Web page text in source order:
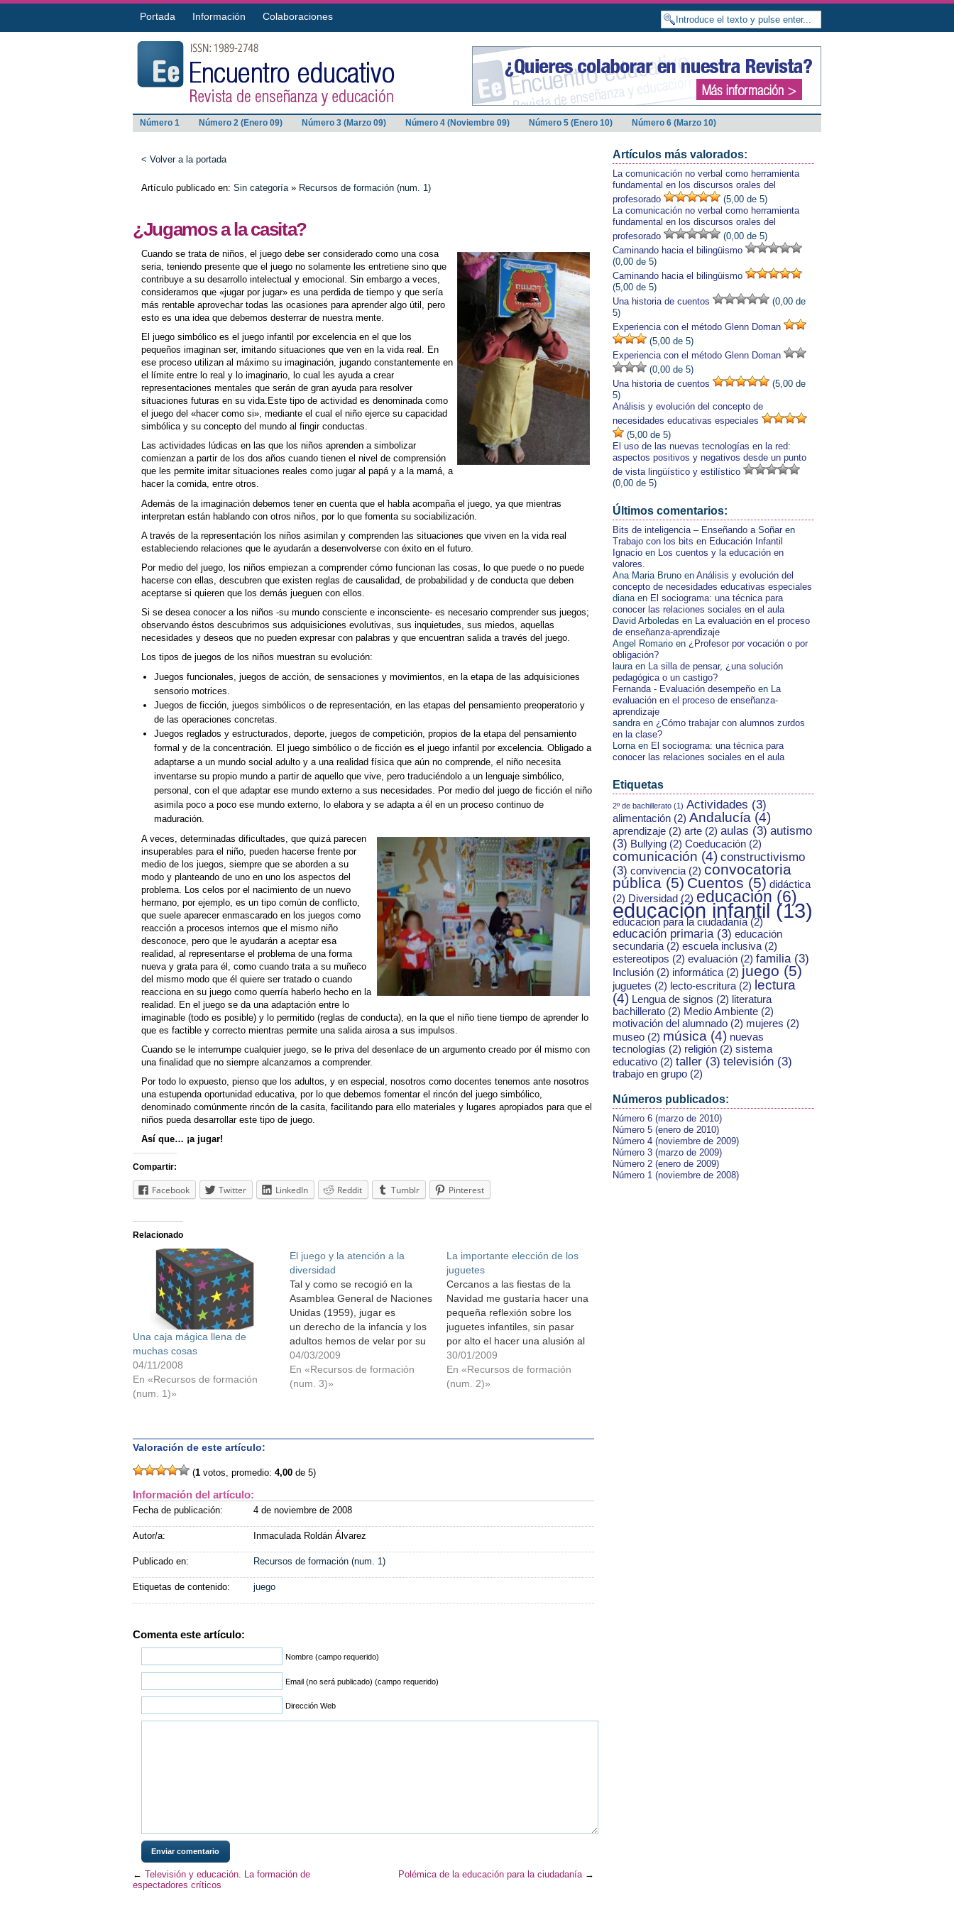
Portada Información Colaboraciones
Número 1 Número 2 (Enero 09) Número 3 (Marzo 09) Número 4 (Noviembre 09) Número 5 (Enero 10) Número 6 (Marzo 10)
< Volver a la portada
Artículo publicado en: Sin categoría» Recursos de formación (num. 1)
¿Jugamos a la casita?
Cuando se trata de niños, el juego debe ser considerado como una cosa
seria, teniendo presente que el juego no solamente les entretiene sino que
contribuye a su desarrollo intelectual y emocional. Sin embargo a veces,
consideramos que «jugar por jugar» es una perdida de tiempo y que sería
más rentable aprovechar todas las ocasiones para aprender algo útil, pero
esto es una idea que debemos desterrar de nuestra mente.
El juego simbólico es el juego infantil por excelencia en el que los
pequeños imaginan ser, imitando situaciones que ven en la vida real. En
ese proceso utilizan al máximo su imaginación, jugando constantemente en
el límite entre lo real y lo imaginario, lo cual les ayuda a crear
representaciones mentales que serán de gran ayuda para resolver
situaciones futuras en su vida.Este tipo de actividad es denominada como
el juego del «hacer como si», mediante el cual el niño ejerce su capacidad
simbólica y su concepto del mundo al fingir conductas.
Las actividades lúdicas en las que los niños aprenden a simbolizar
comienzan a partir de los dos años cuando tienen el nivel de comprensión
que les permite imitar situaciones reales como jugar al papá y a la mamá, a
hacer la comida, entre otros.
Además de la imaginación debemos tener en cuenta que el habla acompaña el juego, ya que mientras
interpretan están hablando con otros niños, por lo que fomenta su sociabilización.
A través de la representación los niños asimilan y comprenden las situaciones que viven en la vida real
estableciendo relaciones que le ayudarán a desenvolverse con éxito en el futuro.
Por medio del juego, los niños empiezan a comprender cómo funcionan las cosas, lo que puede o no puede
hacerse con ellas, descubren que existen reglas de causalidad, de probabilidad y de conducta que deben
aceptarse si quieren que los demás jueguen con ellos.
Si se desea conocer a los niños -su mundo consciente e inconsciente- es necesario comprender sus juegos;
observando éstos descubrimos sus adquisiciones evolutivas, sus inquietudes, sus miedos, aquellas
necesidades y deseos que no pueden expresar con palabras y que encuentran salida a través del juego.
Los tipos de juegos de los niños muestran su evolución:
Juegos funcionales, juegos de acción, de sensaciones y movimientos, en la etapa de las adquisiciones
sensorio motrices.
Juegos de ficción, juegos simbólicos o de representación, en las etapas del pensamiento preoperatorio y
de las operaciones concretas.
Juegos reglados y estructurados, deporte, juegos de competición, propios de la etapa del pensamiento
formal y de la concentración. El juego simbólico o de ficción es el juego infantil por excelencia. Obligado a
adaptarse a un mundo social adulto y a una realidad física que aún no comprende, el niño necesita
inventarse su propio mundo a partir de aquello que vive, pero traduciéndolo a un lenguaje simbólico,
personal, con el que adaptar ese mundo externo a sus necesidades. Por medio del juego de ficción el niño
asimila poco a poco ese mundo externo, lo elabora y se adapta a él en un proceso continuo de
maduración.
A veces, determinadas dificultades, que quizá parecen
insuperables para el niño, pueden hacerse frente por
medio de los juegos, siempre que se aborden a su
modo y planteando de uno en uno los aspectos del
problema. Los celos por el nacimiento de un nuevo
hermano, por ejemplo, es un tipo común de conflicto,
que suele aparecer enmascarado en los juegos como
reacción a procesos internos que el mismo niño
desconoce, pero que le ayudarán a aceptar esa
realidad, al representarse el problema de una forma
nueva y grata para él, como cuando trata a su muñeco
del mismo modo que él quiere ser tratado o cuando
reacciona en su juego como querría haberlo hecho en la
realidad. En el juego se da una adaptación entre lo
imaginable (todo es posible) y lo permitido (reglas de conducta), en la que el niño tiene tiempo de aprender lo
que es factible y correcto mientras permite una salida airosa a sus impulsos.
Cuando se le interrumpe cualquier juego, se le priva del desenlace de un argumento creado por él mismo con
una finalidad que no siempre alcanzamos a comprender.
Por todo lo expuesto, pienso que los adultos, y en especial, nosotros como docentes tenemos ante nosotros
una estupenda oportunidad educativa, por lo que debemos fomentar el rincón del juego simbólico,
denominado comúnmente rincón de la casita, facilitando para ello materiales y lugares apropiados para que el
niños pueda desarrollar este tipo de juego.
Así que… ¡a jugar!
Compartir:
Facebook Twitter LinkedIn Reddit Tumblr Pinterest
Relacionado
Una caja mágica llena de
muchas cosas
04/11/2008
En «Recursos de formación
(num. 1)»
El juego y la atención a la
diversidad
Tal y como se recogió en la
Asamblea General de Naciones
Unidas (1959), jugar es
un derecho de la infancia y los
adultos hemos de velar por su
en y uno los niños y niñas,
en algunas situaciones se
serias dificultades para el
04/03/2009
En «Recursos de formación
(num. 3)»
La importante elección de los
juguetes
Cercanos a las fiestas de la
Navidad me gustaría hacer una
pequeña reflexión sobre los
juguetes infantiles, sin pasar
por alto el hacer una alusión al
juego en esta etapa. Ante todo,
los juguetes deben ser
estimulantes y variados, y los
30/01/2009
En «Recursos de formación
(num. 2)»
Valoración de este artículo:
(1 votos, promedio: 4,00 de 5)
Información del artículo:
Fecha de publicación: 4 de noviembre de 2008
Autor/a: Inmaculada Roldán Álvarez
Publicado en: Recursos de formación (num. 1)
Etiquetas de contenido: juego
Comenta este artículo:
Nombre (campo requerido)
Email (no será publicado) (campo requerido)
Dirección Web
← Televisión y educación. La formación de
espectadores críticos
Polémica de la educación para la ciudadanía →
Artículos más valorados:
La comunicación no verbal como herramienta
fundamental en los discursos orales del
profesorado
(5,00 de 5)
La comunicación no verbal como herramienta
fundamental en los discursos orales del
profesorado
(0,00 de 5)
Caminando hacia el bilingüismo
(0,00 de 5)
Caminando hacia el bilingüismo
(5,00 de 5)
Una historia de cuentos
(0,00 de
5)
Experiencia con el método Glenn Doman
(5,00 de 5)
Experiencia con el método Glenn Doman
(0,00 de 5)
Una historia de cuentos
(5,00 de
5)
Análisis y evolución del concepto de
necesidades educativas especiales
(5,00 de 5)
El uso de las nuevas tecnologías en la red:
aspectos positivos y negativos desde un punto
de vista lingüístico y estilístico
(0,00 de 5)
Últimos comentarios:
Bits de inteligencia – Enseñando a Soñar en
Trabajo con los bits en Educación Infantil
Ignacio en Los cuentos y la educación en
valores.
Ana Maria Bruno en Análisis y evolución del
concepto de necesidades educativas especiales
dianaen El sociograma: una técnica para
conocer las relaciones sociales en el aula
David Arboledas en La evaluación en el proceso
de enseñanza-aprendizaje
Angel Romario en ¿Profesor por vocación o por
obligación?
lauraen La silla de pensar, ¿una solución
pedagógica o un castigo?
Fernanda - Evaluación desempeño en La
evaluación en el proceso de enseñanza-
aprendizaje
sandraen ¿Cómo trabajar con alumnos zurdos
en la clase?
Lornaen El sociograma: una técnica para
conocer las relaciones sociales en el aula
Etiquetas
2º de bachillerato (1) Actividades (3)
alimentación (2) Andalucía (4)
aprendizaje (2) arte (2) aulas (3) autismo
(3) Bullying (2) Coeducación (2)
comunicación (4) constructivismo
(3) convivencia (2) convocatoria
pública (5) Cuentos (5) didáctica
(2) Diversidad (2) educación (6)
educación infantil(13)
educación para la ciudadanía (2)
educación primaria(3) educación
secundaria (2) escuela inclusiva (2)
estereotipos (2) evaluación (2) familia(3)
Inclusión (2) informática (2) juego (5)
juguetes (2) lecto-escritura (2) lectura
(4) Lengua de signos (2) literatura
bachillerato (2) Medio Ambiente (2)
motivación del alumnado (2) mujeres (2)
museo (2) música (4) nuevas
tecnologías (2) religión (2) sistema
educativo (2) taller (3) televisión (3)
trabajo en grupo (2)
Números publicados:
Número 6 (marzo de 2010)
Número 5 (enero de 2010)
Número 4 (noviembre de 2009)
Número 3 (marzo de 2009)
Número 2 (enero de 2009)
Número 1 (noviembre de 2008)